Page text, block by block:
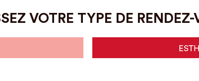
VOTRE TYPE DE RENDEZ-